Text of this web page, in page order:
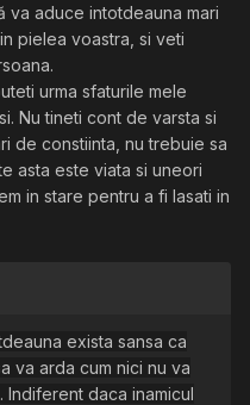
va aduce intotdeauna mari
pielea voastra, si veti
urma sfaturile mele
Nu tineti cont de varsta si
de constiinta, nu trebuie sa
asta este viata si uneori
in stare pentru a fi lasati in
exista sansa ca
va arda cum nici nu va
daca inamicul